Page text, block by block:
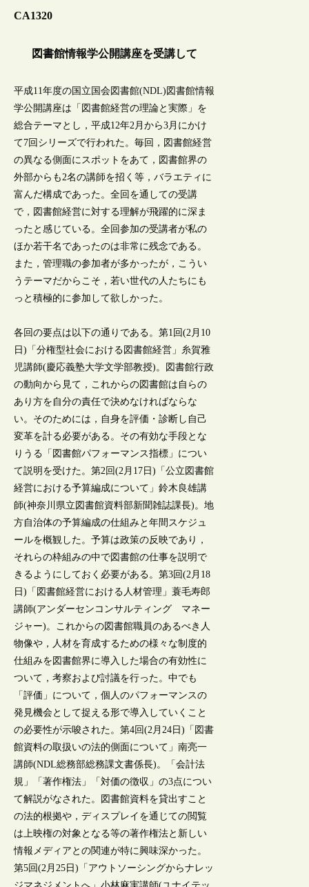
CA1320
図書館情報学公開講座を受講して
平成11年度の国立国会図書館(NDL)図書館情報
学公開講座は「図書館経営の理論と実際」を
総合テーマとし，平成12年2月から3月にかけ
て7回シリーズで行われた。毎回，図書館経営
の異なる側面にスポットをあて，図書館界の
外部からも2名の講師を招く等，バラエティに
富んだ構成であった。全回を通しての受講
で，図書館経営に対する理解が飛躍的に深ま
ったと感じている。全回参加の受講者が私の
ほか若干名であったのは非常に残念である。
また，管理職の参加者が多かったが，こうい
うテーマだからこそ，若い世代の人たちにも
っと積極的に参加して欲しかった。
各回の要点は以下の通りである。第1回(2月10
日)「分権型社会における図書館経営」糸賀雅
児講師(慶応義塾大学文学部教授)。図書館行政
の動向から見て，これからの図書館は自らの
あり方を自分の責任で決めなければならな
い。そのためには，自身を評価・診断し自己
変革を計る必要がある。その有効な手段とな
りうる「図書館パフォーマンス指標」につい
て説明を受けた。第2回(2月17日)「公立図書館
経営における予算編成について」鈴木良雄講
師(神奈川県立図書館資料部新聞雑誌課長)。地
方自治体の予算編成の仕組みと年間スケジュ
ールを概観した。予算は政策の反映であり，
それらの枠組みの中で図書館の仕事を説明で
きるようにしておく必要がある。第3回(2月18
日)「図書館経営における人材管理」蓑毛寿郎
講師(アンダーセンコンサルティング マネー
ジャー)。これからの図書館職員のあるべき人
物像や，人材を育成するための様々な制度的
仕組みを図書館界に導入した場合の有効性に
ついて，考察および討議を行った。中でも
「評価」について，個人のパフォーマンスの
発見機会として捉える形で導入していくこと
の必要性が示唆された。第4回(2月24日)「図書
館資料の取扱いの法的側面について」南亮一
講師(NDL総務部総務課文書係長)。「会計法
規」「著作権法」「対価の徴収」の3点につい
て解説がなされた。図書館資料を貸出すこと
の法的根拠や，ディスプレイを通じての閲覧
は上映権の対象となる等の著作権法と新しい
情報メディアとの関連が特に興味深かった。
第5回(2月25日)「アウトソーシングからナレッ